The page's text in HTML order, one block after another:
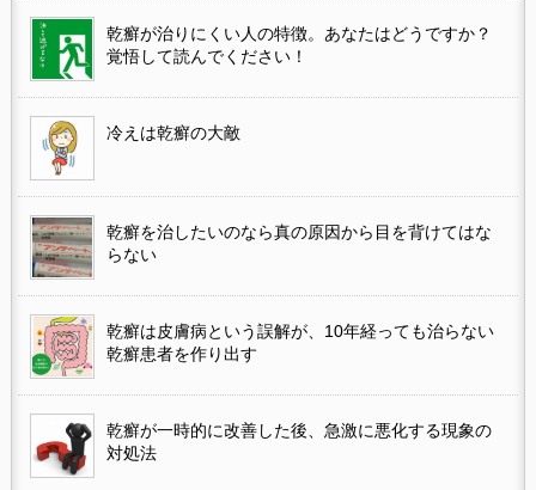
乾癬が治りにくい人の特徴。あなたはどうですか？
覚悟して読んでください！
冷えは乾癬の大敵
乾癬を治したいのなら真の原因から目を背けてはな
らない
乾癬は皮膚病という誤解が、10年経っても治らない
乾癬患者を作り出す
乾癬が一時的に改善した後、急激に悪化する現象の
対処法